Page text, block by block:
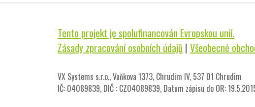
Tento projekt je spolufinancován Evropskou unií.
Zásady zpracování osobních údajů | Všeobecné
VX Systems s.r.o., Vaňkova 1373, Chrudim IV, 537 01 Chrudim
IČ: 04089839, DIČ : CZ04089839, Datum zápisu do OR: